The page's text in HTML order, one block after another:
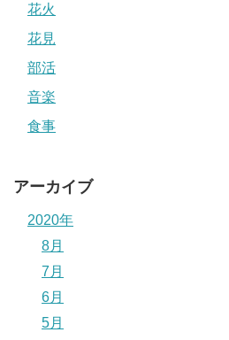
花火
花見
部活
音楽
食事
アーカイブ
2020年
8月
7月
6月
5月